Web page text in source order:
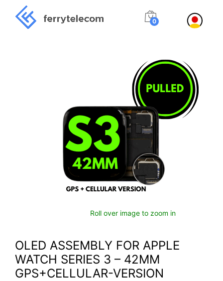
0
Roll over image to zoom in
OLED ASSEMBLY FOR APPLE
WATCH SERIES 3 – 42MM
GPS+CELLULAR-VERSION